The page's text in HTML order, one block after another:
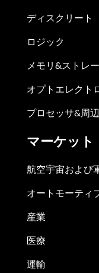
ディスクリート
ロジック
メモリ&ストレ
オプトエレクト
プロセッサ&周
マーケット
航空宇宙および
オートモーティ
産業
医療
運輸